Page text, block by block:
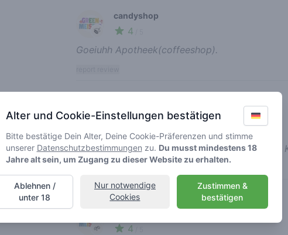
🍃
candyshop
4
Goeiuhh Apotheek(coffeeshop).
Mdemma
3
Polm is goedkoop en erg lekker, verder matig.
🌱 4
Alter und Cookie-Einstellungen bestätigen
Bitte bestätige Dein Alter, Deine Cookie-Präferenzen und stimme
unserer Datenschutzbestimmungen zu. Du musst mindestens 18
Jahre alt sein, um Zugang zu dieser Website zu erhalten.
Zustimmen &
bestätigen
Nur notwendige
Cookies
Ablehnen /
unter 18